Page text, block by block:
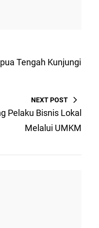
Tengah Kunjungi
NEXT POST
Pelaku Bisnis Lokal
Melalui UMKM